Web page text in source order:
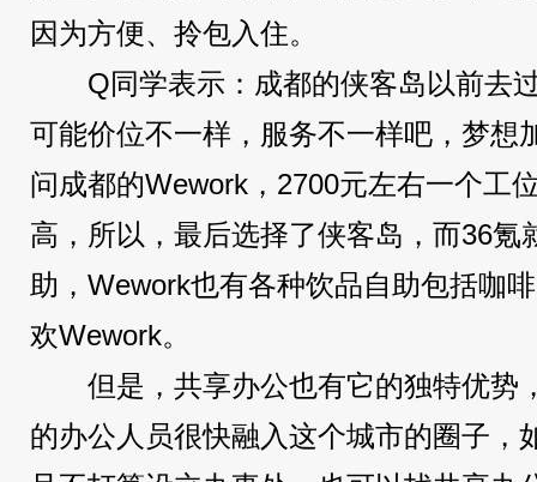
因为方便、拎包入住。
Q同学表示：成都的侠客岛以前去
可能价位不一样，服务不一样吧，梦想
问成都的Wework，2700元左右一个工
高，所以，最后选择了侠客岛，而36氪
助，Wework也有各种饮品自助包括咖
欢Wework。
但是，共享办公也有它的独特优势
的办公人员很快融入这个城市的圈子，